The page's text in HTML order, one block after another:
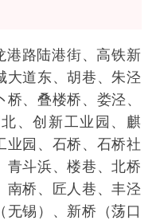
港路陆港街、高铁新
大道东、胡巷、朱泾
、叠楼桥、娄泾、
、创新工业园、麒
业园、石桥、石桥社
青斗浜、楼巷、北桥
南桥、匠人巷、丰泾
无锡）、新桥（荡口